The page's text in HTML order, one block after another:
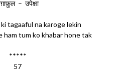
– उपेक्षा
tagaaful na karoge lekin
ham tum ko khabar hone tak
*****
57